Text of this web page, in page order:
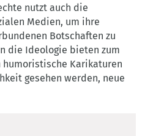
nutzt auch die
Medien, um ihre
Botschaften zu
die Ideologie bieten zum
Karikaturen
gesehen werden, neue